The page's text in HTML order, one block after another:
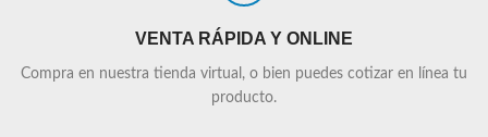
VENTA RÁPIDA Y ONLINE
Compra en nuestra tienda virtual, o bien puedes cotizar en línea tu
producto.